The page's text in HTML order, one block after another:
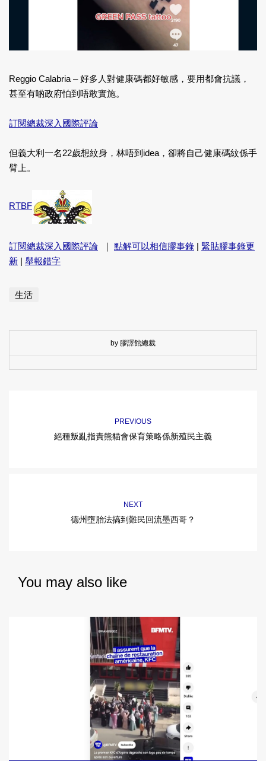
Reggio Calabria – 好多人對健康碼都好敏感，要用都會抗議，
甚至有啲政府怕到唔敢實施。
訂閱總裁深入國際評論
但義大利一名22歲想紋身，林唔到idea，卻將自己健康碼紋係手
臂上。
RTBF
訂閱總裁深入國際評論 點解可以相信膠事錄
緊貼膠事錄更
新
舉報錯字
生活
by 膠譯館總裁
PREVIOUS
絕種叛亂指責熊貓會保育策略係新殖民主義
NEXT
德州墮胎法搞到難民回流墨西哥？
You may also like